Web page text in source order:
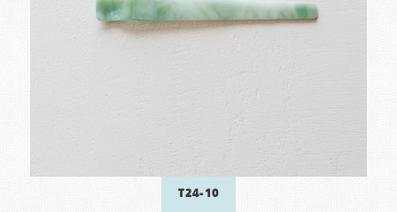
T24-10